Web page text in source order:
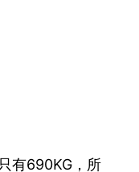
有690KG，所